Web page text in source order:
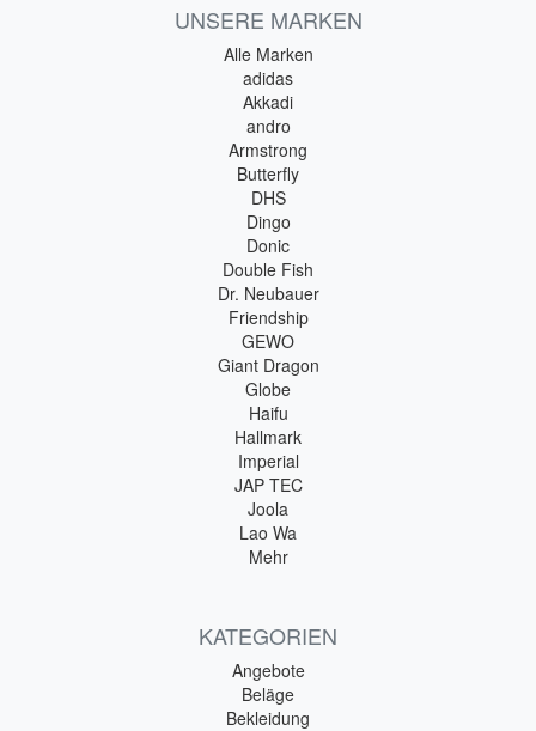
UNSERE MARKEN
Alle Marken
adidas
Akkadi
andro
Armstrong
Butterfly
DHS
Dingo
Donic
Double Fish
Dr. Neubauer
Friendship
GEWO
Giant Dragon
Globe
Haifu
Hallmark
Imperial
JAP TEC
Joola
Lao Wa
Mehr
KATEGORIEN
Angebote
Beläge
Bekleidung